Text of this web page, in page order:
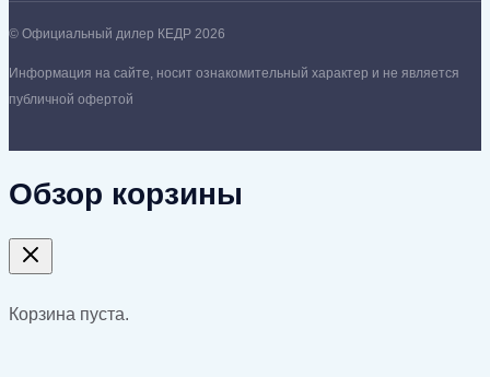
© Официальный дилер КЕДР 2026
Информация на сайте, носит ознакомительный характер и не является
публичной офертой
Обзор корзины
Корзина пуста.